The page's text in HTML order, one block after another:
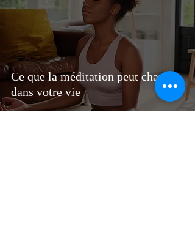
Ce que la méditation peut changer
dans votre vie